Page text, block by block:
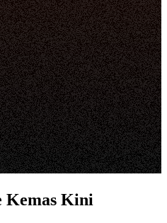
Kemas Kini